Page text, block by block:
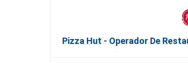
Pizza Hut - Operador De